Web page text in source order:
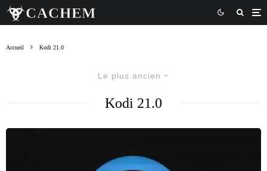
Accueil Kodi 21.0
Le plus ancien
Kodi 21.0